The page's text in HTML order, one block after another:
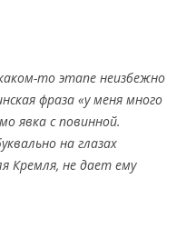
то этапе неизбежно
фраза «у меня много
явка с повинной.
на глазах
Кремля, не дает ему